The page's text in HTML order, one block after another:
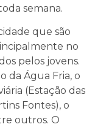
semana.
que são
no
pelos jovens.
da Água Fria, o
(Estação das
Fontes), o
outros. O